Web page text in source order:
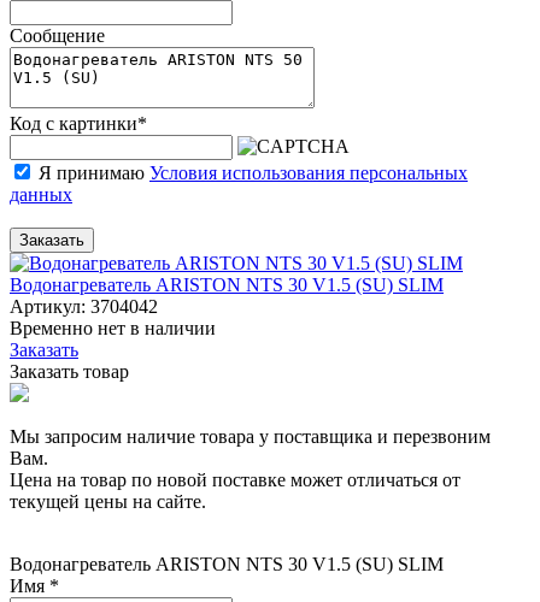
Сообщение
Код с картинки*
Я принимаю Условия использования персональных
данных
Заказать
Водонагреватель ARISTON NTS 30 V1.5 (SU) SLIM
Артикул: 3704042
Временно нет в наличии
Заказать
Заказать товар
Мы запросим наличие товара у поставщика и перезвоним
Вам.
Цена на товар по новой поставке может отличаться от
текущей цены на сайте.
Водонагреватель ARISTON NTS 30 V1.5 (SU) SLIM
Имя *